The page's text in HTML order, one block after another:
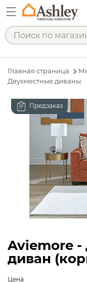
Главная страница
Двухместные диваны
Предзаказ
Aviemore -
диван
Цена